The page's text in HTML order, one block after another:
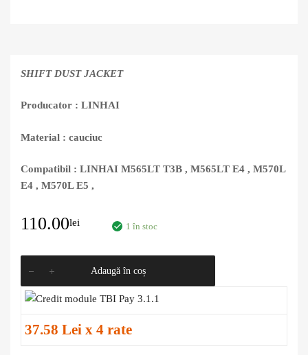
SHIFT DUST JACKET
Producator : LINHAI
Material : cauciuc
Compatibil : LINHAI M565LT T3B , M565LT E4 , M570L
E4 , M570L E5 ,
110.00lei 1 în stoc
Adaugă în coș
37.58 Lei x 4 rate